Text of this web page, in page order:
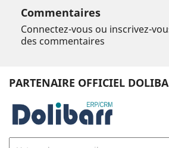
Commentaires
Connectez-vous ou inscrivez-
des commentaires
PARTENAIRE OFFICIEL